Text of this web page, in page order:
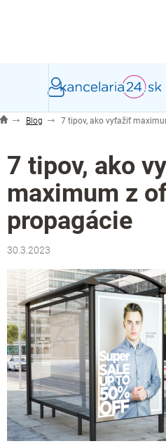
Blog 7 tipov, ako vyťažiť
7 tipov, ako
maximum z
propagácie
30.3.2023